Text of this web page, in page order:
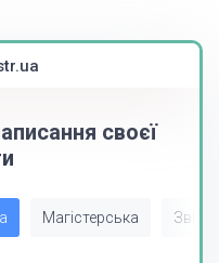
своєї
Магістерська Звіт